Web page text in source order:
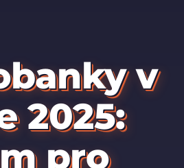
v
2025:
pro